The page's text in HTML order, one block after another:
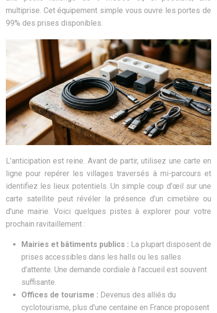
multiprise. Cet équipement simple vous ouvre les portes de
99% des prises disponibles.
L’anticipation est reine. Avant de partir, utilisez une carte en
ligne pour repérer les villages traversés à mi-parcours et
identifiez les lieux potentiels. Un simple coup d’œil sur une
carte satellite peut révéler la présence d’un cimetière ou
d’une mairie. Voici quelques pistes à explorer pour votre
prochain ravitaillement :
Mairies et bâtiments publics : La plupart disposent de
prises accessibles dans les halls ou les salles
d’attente. Une demande cordiale à l’accueil est souvent
suffisante.
Offices de tourisme : Devenus des alliés du
cyclotourisme, plus d’une centaine en France proposent